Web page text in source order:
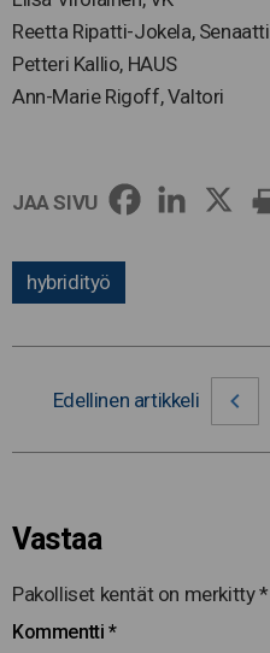
Reetta Ripatti-Jokela, Senaatti
Petteri Kallio, HAUS
Ann-Marie Rigoff, Valtori
JAA SIVU
hybridityö
Edellinen artikkeli
Vastaa
Pakolliset kentät on merkitty*
Kommentti *